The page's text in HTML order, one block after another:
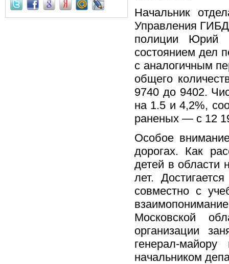
Начальник
Управления
полиции Юрий
состоянием дел
с аналогичным
общего
9740 до 9402.
на 1.5 и 4,2%,
раненых — с 12
Особое
дорогах. Как
детей в области
лет.
совместно с
Московской
организации
генерал-
начальником